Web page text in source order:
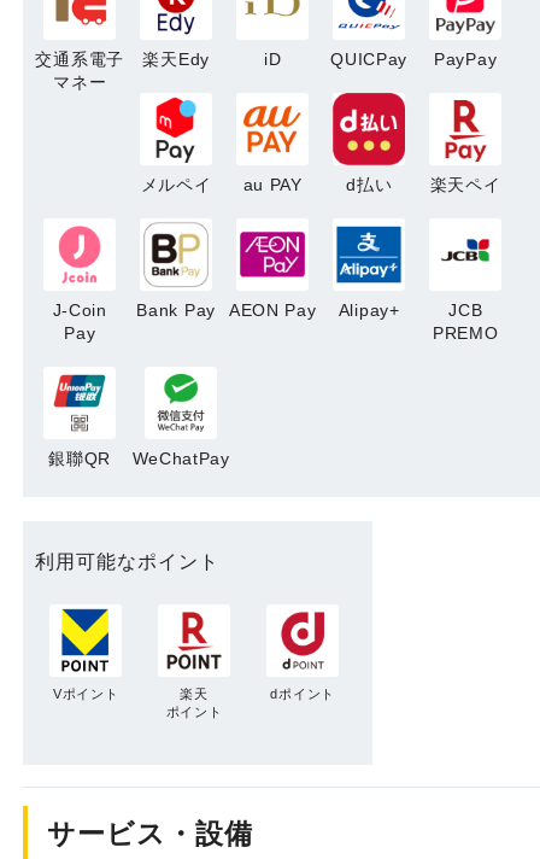
交通系電子
マネー
楽天Edy iD QUICPay PayPay
メルペイ au PAY d払い 楽天ペイ
J-Coin
Pay
Bank Pay AEON Pay Alipay+
JCB
PREMO
銀聯QR WeChatPay
利用可能なポイント
Vポイント
楽天
ポイント
dポイント
サービス・設備